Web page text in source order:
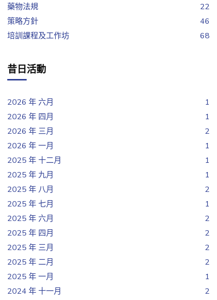
藥物法規
22
策略方針
46
培訓課程及工作坊
68
昔日活動
2026 年 六月
1
2026 年 四月
1
2026 年 三月
2
2026 年 一月
1
2025 年 十二月
1
2025 年 九月
1
2025 年 八月
2
2025 年 七月
1
2025 年 六月
2
2025 年 四月
2
2025 年 三月
2
2025 年 二月
2
2025 年 一月
1
2024 年 十一月
2